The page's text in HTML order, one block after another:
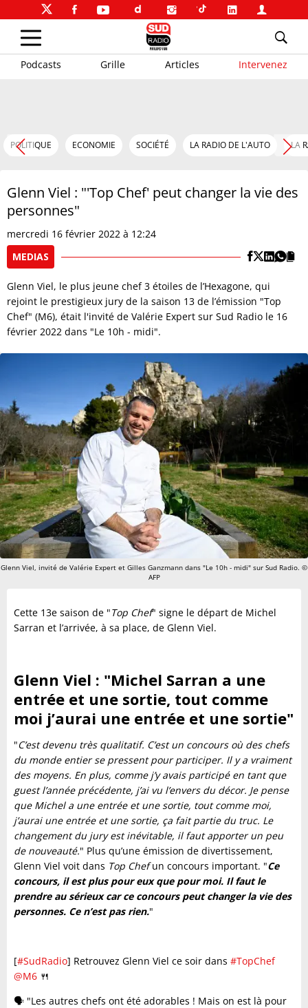
Podcasts Grille Articles Intervenez
POLITIQUE ECONOMIE SOCIÉTÉ LA RADIO DE L'AUTO LA
Glenn Viel : "'Top Chef' peut changer la vie des
personnes"
mercredi 16 février 2022 à 12:24
MEDIAS
Glenn Viel, le plus jeune chef 3 étoiles de l’Hexagone, qui
rejoint le prestigieux jury de la saison 13 de l’émission "Top
Chef" (M6), était l'invité de Valérie Expert sur Sud Radio le 16
février 2022 dans "Le 10h - midi".
Glenn Viel, invité de Valérie Expert et Gilles Ganzmann dans "Le 10h - midi" sur Sud Radio. ©
AFP
Cette 13e saison de "Top Chef" signe le départ de Michel
Sarran et l’arrivée, à sa place, de Glenn Viel.
Glenn Viel : "Michel Sarran a une
entrée et une sortie, tout comme
moi j’aurai une entrée et une sortie"
"C’est devenu très qualitatif. C’est un concours où des chefs
du monde entier se pressent pour participer. Il y a vraiment
des moyens. En plus, comme j’y avais participé en tant que
guest l’année précédente, j’ai vu l’envers du décor. Je pense
que Michel a une entrée et une sortie, tout comme moi,
j’aurai une entrée et une sortie, ça fait partie du truc. Le
changement du jury est inévitable, il faut apporter un peu
de nouveauté." Plus qu’une émission de divertissement,
Glenn Viel voit dans Top Chefun concours important. "Ce
concours, il est plus pour eux que pour moi. Il faut le
prendre au sérieux car ce concours peut changer la vie des
personnes. Ce n’est pas rien."
[#SudRadio] Retrouvez Glenn Viel ce soir dans #TopChef
@M6 🍴
🗣️ "Les autres chefs ont été adorables ! Mais on est là pour